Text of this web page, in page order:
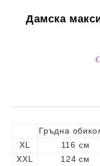
Дамскa
Гръдна
XL
116 см
XXL
124 см